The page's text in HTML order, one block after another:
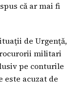
că ar mai fi
de Urgenţă,
militari
pe conturile
este acuzat de